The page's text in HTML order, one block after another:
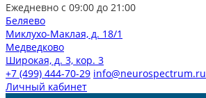
Ежедневно с 09:00 до 21:00
Беляево
Миклухо-Маклая, д. 18/1
Медведково
Широкая, д. 3, кор. 3
+7 (499) 444-70-29 info@neurospectrum.ru
Личный кабинет